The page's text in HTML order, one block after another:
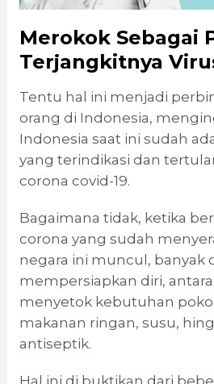
Merokok Sebagai
Terjangkitnya
Tentu hal ini menjadi
orang di Indonesia,
Indonesia saat ini sudah
yang terindikasi dan
corona covid-19.
Bagaimana tidak, ketika
corona yang sudah
negara ini muncul, banyak
mempersiapkan diri,
menyetok kebutuhan
makanan ringan, susu,
antiseptik.